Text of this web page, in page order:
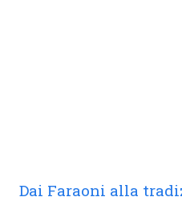
Dai Faraoni alla